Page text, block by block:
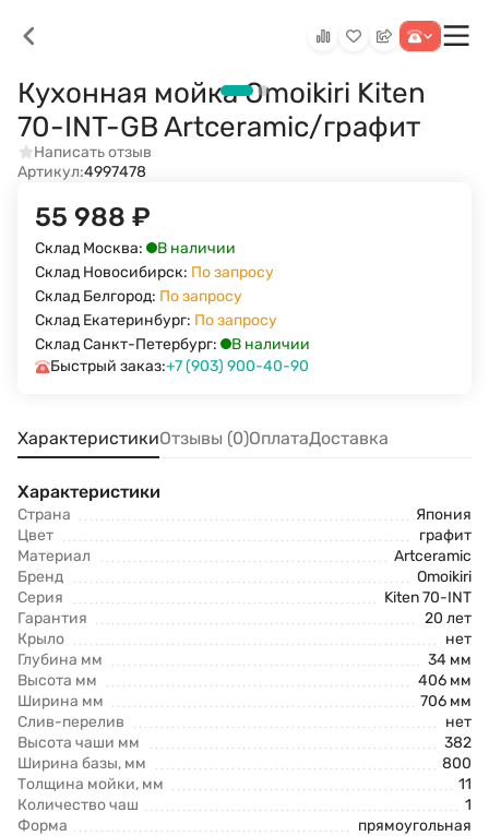
Кухонная мойка Omoikiri Kiten
70-INT-GB Artceramic/графит
Написать отзыв
Артикул:4997478
55 988 ₽
Склад Москва:
В наличии
Склад Новосибирск: По запросу
Склад Белгород: По запросу
Склад Екатеринбург: По запросу
Склад Санкт-Петербург:
В наличии
Быстрый заказ:+7 (903) 900-40-90
ХарактеристикиОтзывы (0)ОплатаДоставка
Характеристики
Страна
Япония
Цвет
графит
Материал
Artceramic
Бренд
Omoikiri
Серия
Kiten 70-INT
Гарантия
20 лет
Крыло
нет
Глубина мм
34 мм
Высота мм
406 мм
Ширина мм
706 мм
Слив-перелив
нет
Высота чаши мм
382
Ширина базы, мм
800
Толщина мойки, мм
11
Количество чаш
1
Форма
прямоугольная